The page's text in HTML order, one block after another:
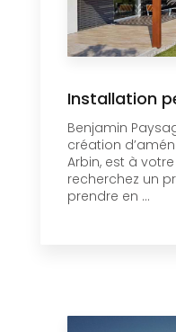
Installation
Benjamin
création
Arbin, est à
recherchez un
prendre en ...